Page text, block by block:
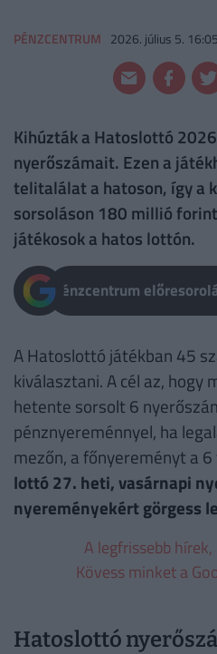
PÉNZCENTRUM 2026. július 5. 16:05
Kihúzták a Hatoslottó
nyerőszámait. Ezen a
telitalálat a hatoson, így a
sorsoláson 180 millió
játékosok a hatos lottón.
Pénzcentrum
A Hatoslottó játékban 45
kiválasztani. A cél az, hogy
hetente sorsolt 6
pénznyereménnyel, ha
mezőn, a főnyereményt a
lottó 27. heti, vasárnapi
nyereményekért görgess
A legfrissebb
Kövess minket a
Hatoslottó